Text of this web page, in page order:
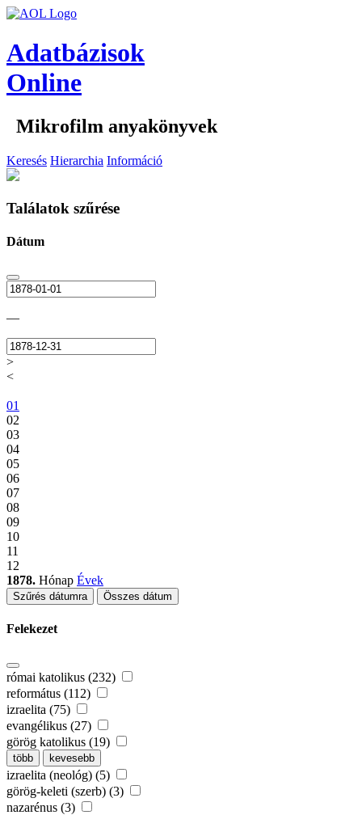
Adatbázisok
Online
Mikrofilm anyakönyvek
Keresés Hierarchia Információ
Találatok szűrése
Dátum
—
>
<
01
02
03
04
05
06
07
08
09
10
11
12
1878. Hónap Évek
Szűrés dátumra Összes dátum
Felekezet
római katolikus (232)
református (112)
izraelita (75)
evangélikus (27)
görög katolikus (19)
több kevesebb
izraelita (neológ) (5)
görög-keleti (szerb) (3)
nazarénus (3)